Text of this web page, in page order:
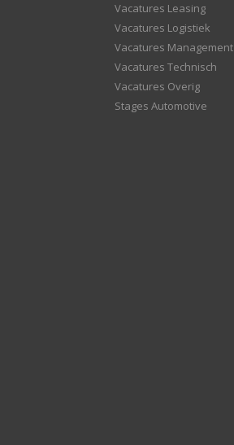
Vacatures Leasing
Vacatures Logistiek
Vacatures Management
Vacatures Technisch
Vacatures Overig
Stages Automotive